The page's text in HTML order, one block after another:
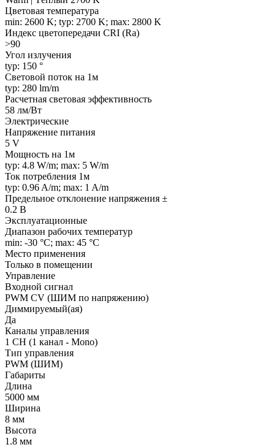
Цветовая температура
min: 2600 K; typ: 2700 K; max: 2800 K
Индекс цветопередачи CRI (Ra)
>90
Угол излучения
typ: 150 °
Световой поток на 1м
typ: 280 lm/m
Расчетная световая эффективность
58 лм/Вт
Электрические
Напряжение питания
5 V
Мощность на 1м
typ: 4.8 W/m; max: 5 W/m
Ток потребления 1м
typ: 0.96 A/m; max: 1 A/m
Предельное отклонение напряжения ±
0.2 В
Эксплуатационные
Диапазон рабочих температур
min: -30 °C; max: 45 °C
Место применения
Только в помещении
Управление
Входной сигнал
PWM СV (ШИМ по напряжению)
Диммируемый(ая)
Да
Каналы управления
1 CH (1 канал - Mono)
Тип управления
PWM (ШИМ)
Габариты
Длина
5000 мм
Ширина
8 мм
Высота
1.8 мм